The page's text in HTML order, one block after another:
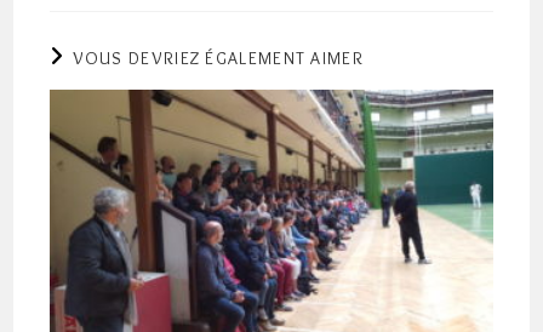
VOUS DEVRIEZ ÉGALEMENT AIMER